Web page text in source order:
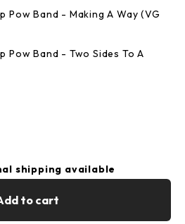
Pow Band - Making A Way (VG
Pow Band - Two Sides To A
shipping available
to cart